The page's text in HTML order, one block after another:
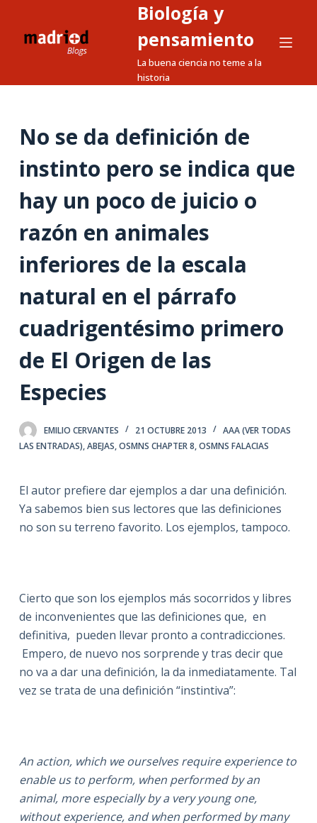
a
n
Biología y
pensamiento
La buena ciencia no teme a la
historia
No se da definición de
instinto pero se indica que
hay un poco de juicio o
razón en animales
inferiores de la escala
natural en el párrafo
cuadrigentésimo primero
de El Origen de las
Especies
EMILIO CERVANTES 21 OCTUBRE 2013
AAA (VER TODAS
LAS ENTRADAS),ABEJAS,OSMNS CHAPTER 8,OSMNS FALACIAS
El autor prefiere dar ejemplos a dar una definición.
Ya sabemos bien sus lectores que las definiciones
no son su terreno favorito. Los ejemplos, tampoco.
Cierto que son los ejemplos más socorridos y libres
de inconvenientes que las definiciones que, en
definitiva, pueden llevar pronto a contradicciones.
Empero, de nuevo nos sorprende y tras decir que
no va a dar una definición, la da inmediatamente. Tal
vez se trata de una definición “instintiva”:
An action, which we ourselves require experience to
enable us to perform, when performed by an
animal, more especially by a very young one,
without experience, and when performed by many